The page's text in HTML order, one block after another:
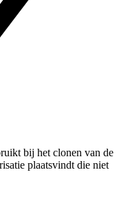
bij het clonen van de
plaatsvindt die niet